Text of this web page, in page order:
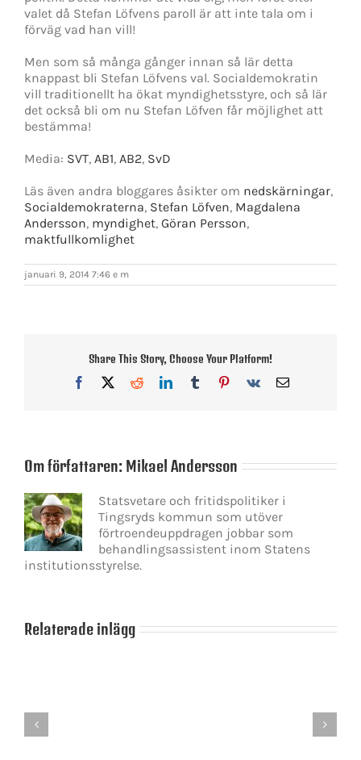
valet då Stefan Löfvens paroll är att inte tala om i
förväg vad han vill!
Men som så många gånger innan så lär detta
knappast bli Stefan Löfvens val. Socialdemokratin
vill traditionellt ha ökat myndighetsstyre, och så lär
det också bli om nu Stefan Löfven får möjlighet att
bestämma!
Media: SVT, AB1, AB2, SvD
Läs även andra bloggares åsikter om nedskärningar,
Socialdemokraterna, Stefan Löfven, Magdalena
Andersson, myndighet, Göran Persson,
maktfullkomlighet
januari 9, 2014 7:46 e m
Share This Story, Choose Your Platform!
Facebook
X RedditLinkedInTumblrPinterest
Vk
E-
Om författaren: Mikael Andersson
Statsvetare och fritidspolitiker i
Tingsryds kommun som utöver
förtroendeuppdragen jobbar som
behandlingsassistent inom Statens
institutionsstyrelse.
Relaterade inlägg